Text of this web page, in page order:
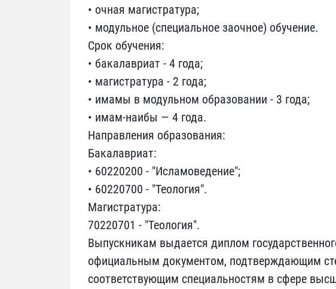
• очная магистратура;
• модульное (специальное заочное) обучение.
Срок обучения:
• бакалавриат - 4 года;
• магистратура - 2 года;
• имамы в модульном образовании - 3 года;
• имам-наибы — 4 года.
Направления образования:
Бакалавриат:
• 60220200 - "Исламоведение";
• 60220700 - "Теология".
Магистратура:
70220701 - "Теология".
Выпускникам выдается диплом
официальным документом, подтверждающим
соответствующим специальностям в сфере